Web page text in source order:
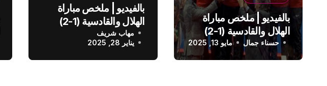
بالفيديو | ملخص مباراة
الهلال والقادسية (1-2)
الدوري السعودي
حسناء جمال مايو 13, 2025
بالفيديو | ملخص مباراة
الهلال والقادسية (1-2)
الدوري السعودي
مهاب شريف
يناير 28, 2025